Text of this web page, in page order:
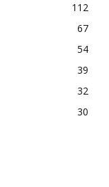
112
67
54
39
32
30